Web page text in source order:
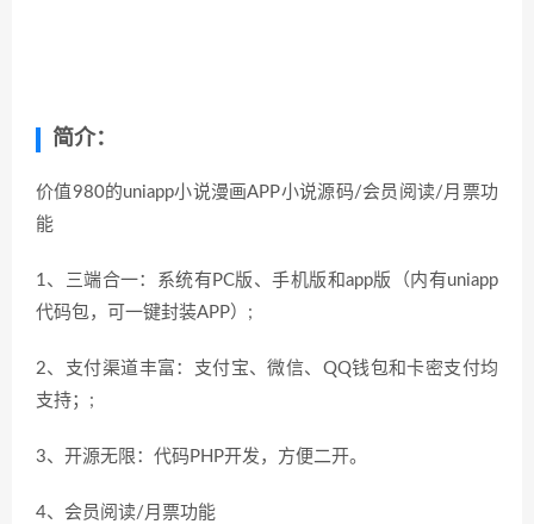
简介：
价值980的uniapp小说漫画APP小说源码/会员阅读/月票功
能
1、三端合一：系统有PC版、手机版和app版（内有uniapp
代码包，可一键封装APP）;
2、支付渠道丰富：支付宝、微信、QQ钱包和卡密支付均
支持；;
3、开源无限：代码PHP开发，方便二开。
4、会员阅读/月票功能